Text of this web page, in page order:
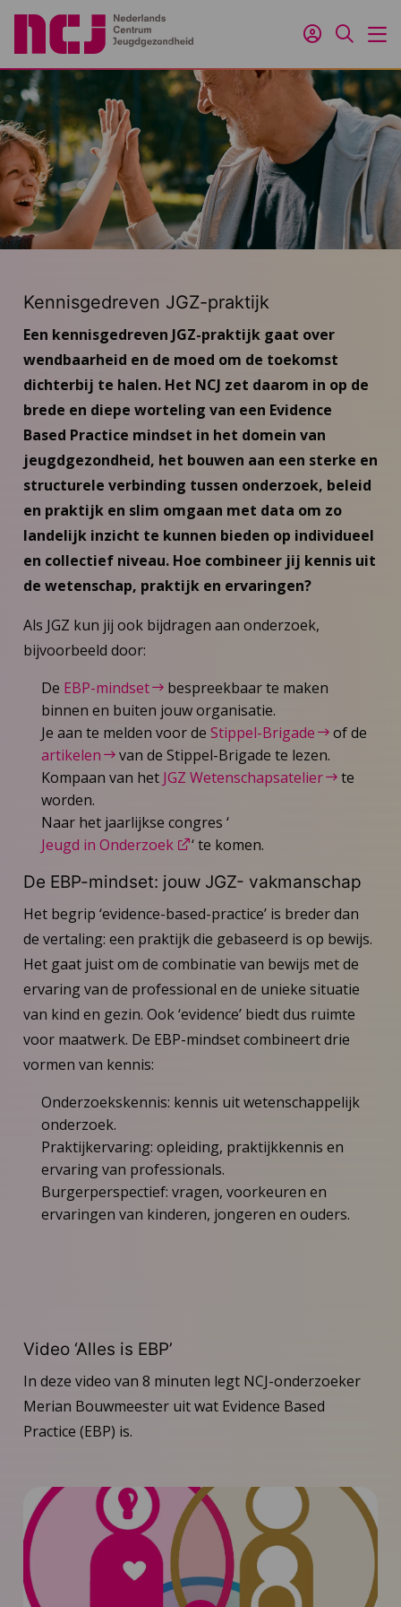
Inloggen
Zoeken
Kennisgedreven JGZ-praktijk
Een kennisgedreven JGZ-praktijk gaat over
wendbaarheid en de moed om de toekomst
dichterbij te halen. Het NCJ zet daarom in op de
brede en diepe worteling van een Evidence
Based Practice mindset in het domein van
jeugdgezondheid, het bouwen aan een sterke en
structurele verbinding tussen onderzoek, beleid
en praktijk en slim omgaan met data om zo
landelijk inzicht te kunnen bieden op individueel
en collectief niveau. Hoe combineer jij kennis uit
de wetenschap, praktijk en ervaringen?
Als JGZ kun jij ook bijdragen aan onderzoek,
bijvoorbeeld door:
De EBP-mindset
bespreekbaar te maken
binnen en buiten jouw organisatie.
Je aan te melden voor de Stippel-Brigade
of de
artikelen
van de Stippel-Brigade te lezen.
Kompaan van het JGZ Wetenschapsatelier
te
worden.
Naar het jaarlijkse congres ‘
Jeugd in Onderzoek
‘ te komen.
De EBP-mindset: jouw JGZ- vakmanschap
Het begrip ‘evidence-based-practice’ is breder dan
de vertaling: een praktijk die gebaseerd is op bewijs.
Het gaat juist om de combinatie van bewijs met de
ervaring van de professional en de unieke situatie
van kind en gezin. Ook ‘evidence’ biedt dus ruimte
voor maatwerk. De EBP-mindset combineert drie
vormen van kennis:
Onderzoekskennis: kennis uit wetenschappelijk
onderzoek.
Praktijkervaring: opleiding, praktijkkennis en
ervaring van professionals.
Burgerperspectief: vragen, voorkeuren en
ervaringen van kinderen, jongeren en ouders.
Video ‘Alles is EBP’
In deze video van 8 minuten legt NCJ-onderzoeker
Merian Bouwmeester uit wat Evidence Based
Practice (EBP) is.